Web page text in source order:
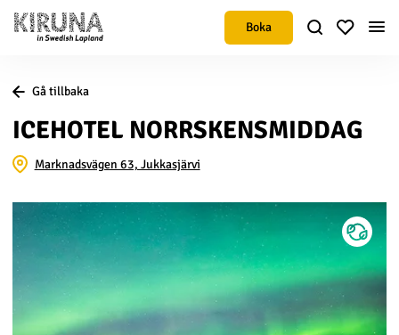
Boka
Gå tillbaka
ICEHOTEL NORRSKENSMIDDAG
Marknadsvägen 63, Jukkasjärvi